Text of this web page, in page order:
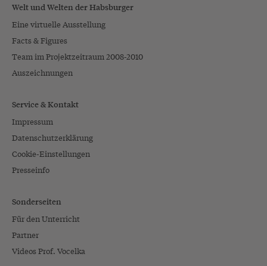
Welt und Welten der Habsburger
Eine virtuelle Ausstellung
Facts & Figures
Team im Projektzeitraum 2008-2010
Auszeichnungen
Service & Kontakt
Impressum
Datenschutzerklärung
Cookie-Einstellungen
Presseinfo
Sonderseiten
Für den Unterricht
Partner
Videos Prof. Vocelka